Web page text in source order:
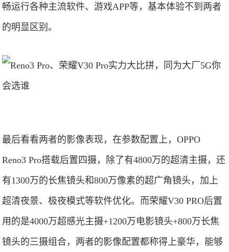
畅运行各种主流软件、游戏APP等，基本体验不到两者
的明显区别。
最后看看两者的影像表现，在参数配置上，OPPO
Reno3 Pro搭载后置四摄，除了有4800万的超清主摄，还
有1300万的长焦镜头和800万像素的超广角镜头，加上
超清夜景、极夜模式等软件优化。而荣耀V30 PRO后置
用的是4000万超感光主摄+1200万电影镜头+800万长焦
镜头的三摄组合，两者的影像配置都称得上豪华，能够